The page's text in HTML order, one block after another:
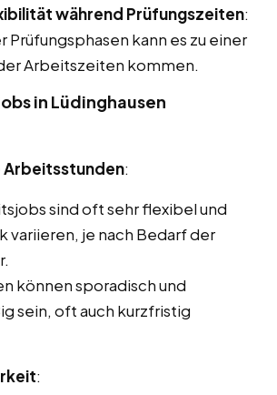
während Prüfungszeiten:
Prüfungsphasen kann es zu einer
Arbeitszeiten kommen.
in Lüdinghausen
Arbeitsstunden:
sind oft sehr flexibel und
variieren, je nach Bedarf der
können sporadisch und
sein, oft auch kurzfristig
: